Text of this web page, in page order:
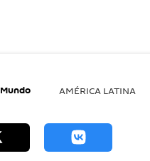
Mundo AMÉRICA LATINA